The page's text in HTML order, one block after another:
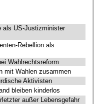
als US-Justizminister
Rebellion als
Wahlrechtsreform
mit Wahlen zusammen
Aktivisten
bleiben kinderlos
außer Lebensgefahr